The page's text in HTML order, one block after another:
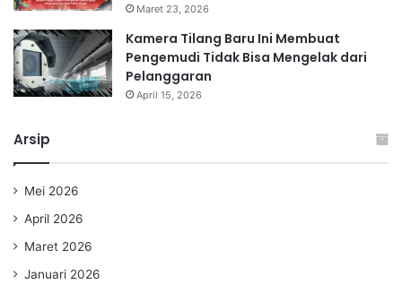
Maret 23, 2026
Kamera Tilang Baru Ini Membuat
Pengemudi Tidak Bisa Mengelak dari
Pelanggaran
April 15, 2026
Arsip
Mei 2026
April 2026
Maret 2026
Januari 2026